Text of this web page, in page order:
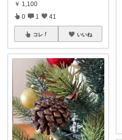
￥ 1,100
0 1 41
コレ いいね